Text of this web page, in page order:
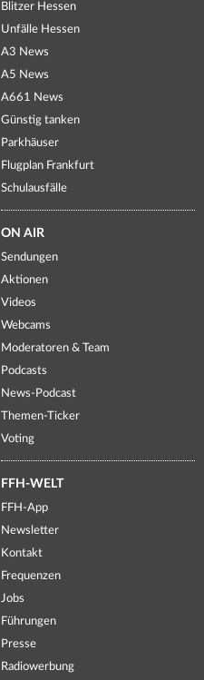
Blitzer Hessen
Unfälle Hessen
A3 News
A5 News
A661 News
Günstig tanken
Parkhäuser
Flugplan Frankfurt
Schulausfälle
ON AIR
Sendungen
Aktionen
Videos
Webcams
Moderatoren & Team
Podcasts
News-Podcast
Themen-Ticker
Voting
FFH-WELT
FFH-App
Newsletter
Kontakt
Frequenzen
Jobs
Führungen
Presse
Radiowerbung